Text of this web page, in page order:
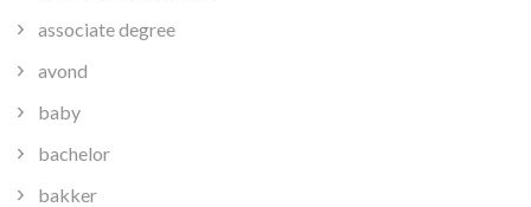
associate degree
avond
baby
bachelor
bakker